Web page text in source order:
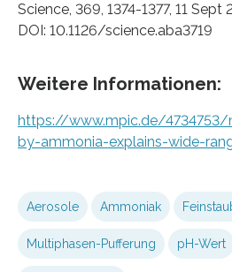
Science, 369, 1374-1377, 11 Sept
DOI: 10.1126/science.aba3719
Weitere Informationen:
https://www.mpic.de/4734753/
by-ammonia-explains-wide-
Aerosole Ammoniak
Multiphasen-Pufferung pH-Wert